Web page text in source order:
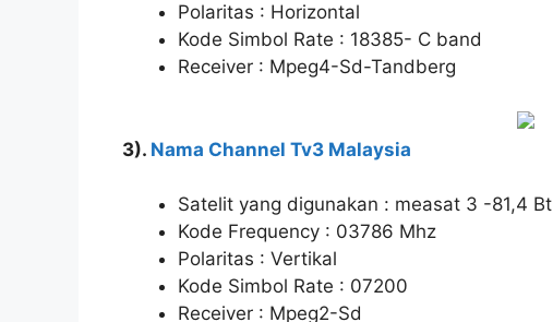
Polaritas : Horizontal
Kode Simbol Rate : 18385- C band
Receiver : Mpeg4-Sd-Tandberg
3). Nama Channel Tv3 Malaysia
Satelit yang digunakan : measat 3 -81,4 Bt
Kode Frequency : 03786 Mhz
Polaritas : Vertikal
Kode Simbol Rate : 07200
Receiver : Mpeg2-Sd